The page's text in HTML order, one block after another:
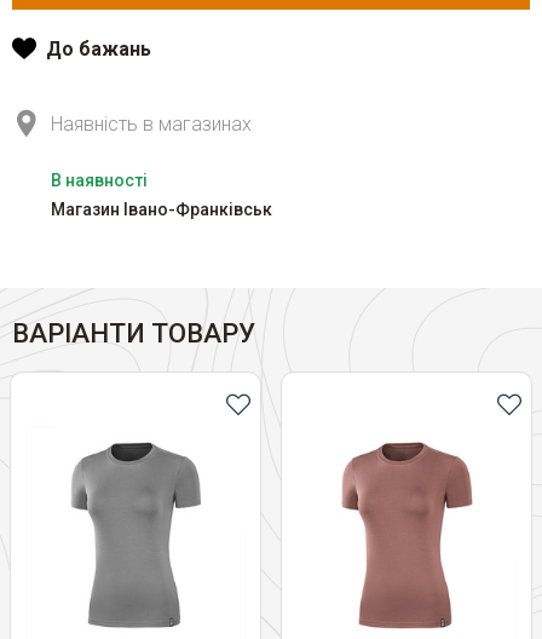
До бажань
Наявність в магазинах
В наявності
Магазин Івано-Франківськ
ВАРІАНТИ ТОВАРУ